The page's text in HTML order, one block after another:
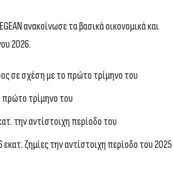
ανακοίνωσε τα βασικά οικονομικά και
2026.
σε σχέση με το πρώτο τρίμηνο του
πρώτο τρίμηνο του
την αντίστοιχη περίοδο του
ζημίες την αντίστοιχη περίοδο του 2025